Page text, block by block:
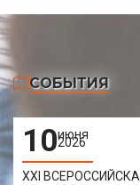
СОБЫТИЯ
10июня
2026
XXI